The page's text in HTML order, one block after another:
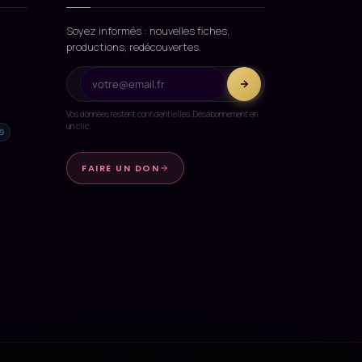
Soyez informés : nouvelles fiches,
productions, redécouvertes.
Vos données restent confidentielles. Désabonnement en
un clic.
FAIRE UN DON